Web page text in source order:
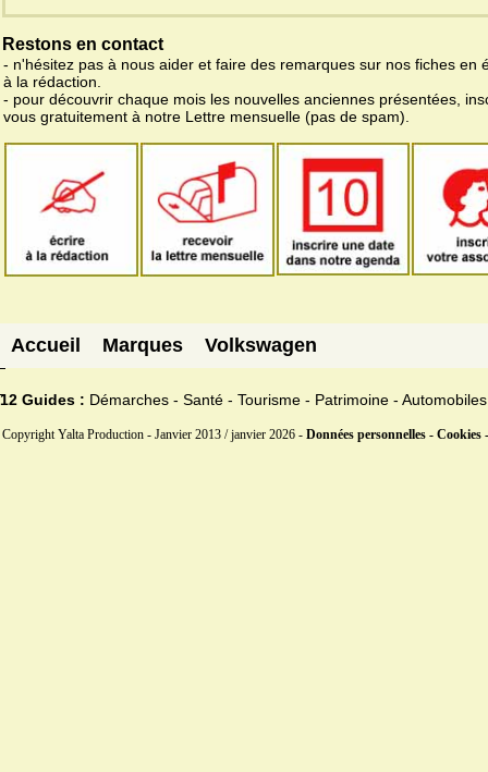
Restons en contact
- n'hésitez pas à nous aider et faire des remarques sur nos fiches en
à la rédaction.
- pour découvrir chaque mois les nouvelles anciennes présentées,
vous gratuitement à notre Lettre mensuelle (pas de spam).
Accueil Marques Volkswagen
12 Guides : Démarches - Santé - Tourisme - Patrimoine - Automobiles
Copyright Yalta Production - Janvier 2013 / janvier 2026 - Données personnelles - Cookies